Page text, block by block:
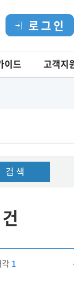
로 그 인
이드 고객지
검 색
건
1